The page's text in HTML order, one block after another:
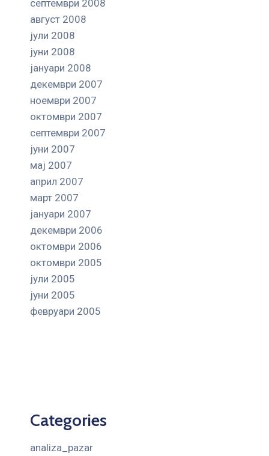
септември 2008
август 2008
јули 2008
јуни 2008
јануари 2008
декември 2007
ноември 2007
октомври 2007
септември 2007
јуни 2007
мај 2007
април 2007
март 2007
јануари 2007
декември 2006
октомври 2006
октомври 2005
јули 2005
јуни 2005
февруари 2005
Categories
analiza_pazar